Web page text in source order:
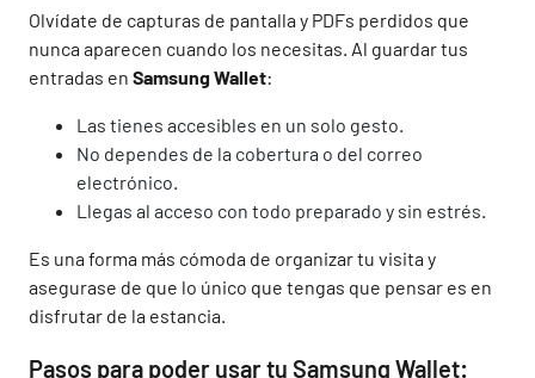
Olvídate de capturas de pantalla y PDFs perdidos que
nunca aparecen cuando los necesitas. Al guardar tus
entradas en Samsung Wallet:
Las tienes accesibles en un solo gesto.
No dependes de la cobertura o del correo
electrónico.
Llegas al acceso con todo preparado y sin estrés.
Es una forma más cómoda de organizar tu visita y
asegurase de que lo único que tengas que pensar es en
disfrutar de la estancia.
Pasos para poder usar tu Samsung Wallet: